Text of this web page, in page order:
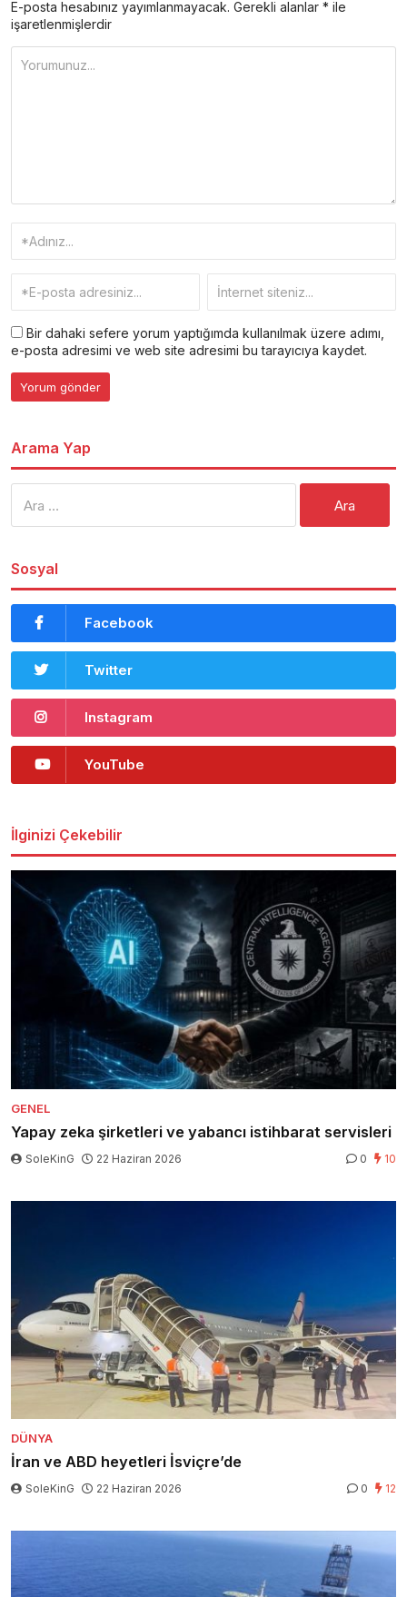
E-posta hesabınız yayımlanmayacak. Gerekli alanlar * ile
işaretlenmişlerdir
Bir dahaki sefere yorum yaptığımda kullanılmak üzere adımı,
e-posta adresimi ve web site adresimi bu tarayıcıya kaydet.
Arama Yap
Sosyal
Facebook
Twitter
Instagram
YouTube
İlginizi Çekebilir
GENEL
Yapay zeka şirketleri ve yabancı istihbarat servisleri
SoleKinG 22 Haziran 2026 0 10
DÜNYA
İran ve ABD heyetleri İsviçre’de
SoleKinG 22 Haziran 2026 0 12